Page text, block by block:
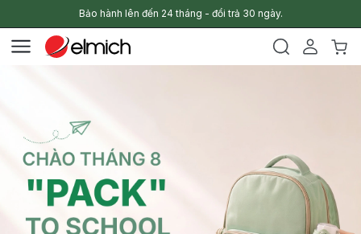
Bảo hành lên đến 24 tháng - đổi trả 30 ngày.